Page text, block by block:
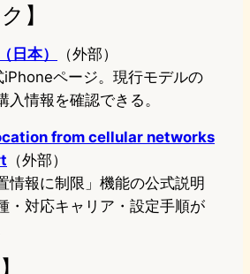
】
日本）
（外部）
ページ。現行モデルの
入情報を確認できる。
from cellular networks
（外部）
情報に制限」機能の公式説明
・対応キャリア・設定手順が